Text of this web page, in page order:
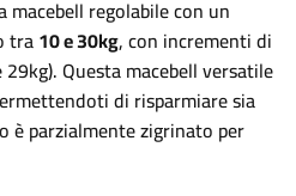
macebell regolabile con un
tra10 e 30kg, con incrementi di
Questa macebell versatile
di risparmiare sia
è parzialmente zigrinato per